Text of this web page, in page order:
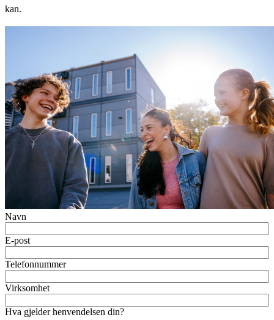
kan.
Navn
E-post
Telefonnummer
Virksomhet
Hva gjelder henvendelsen din?